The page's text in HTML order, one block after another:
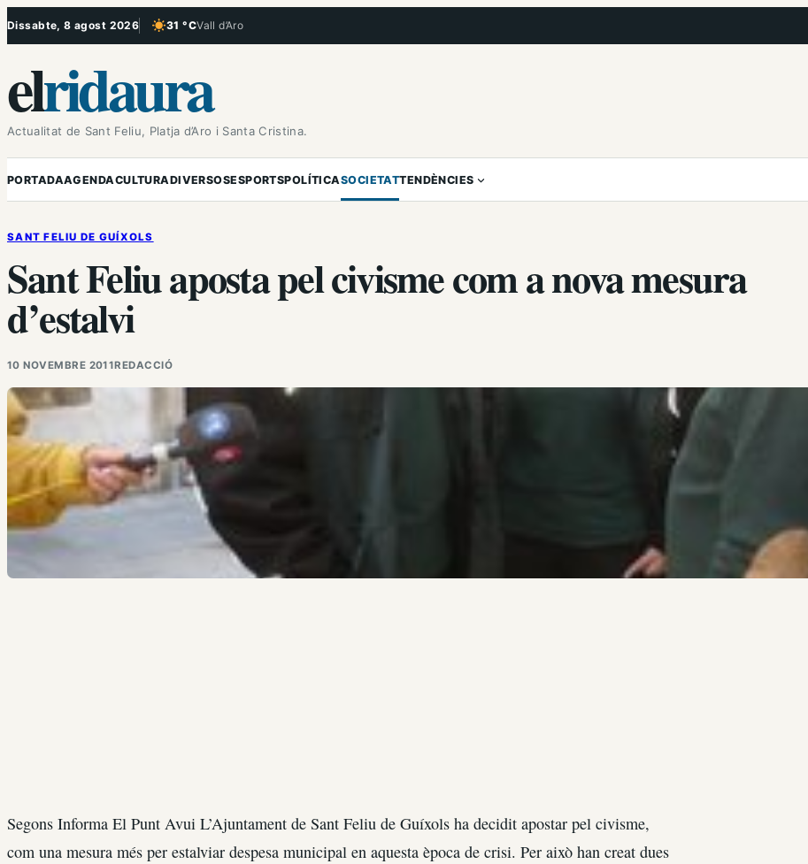
Vés
Dissabte, 8 agost 2026 31 °CVall d’Aro
, Cel serè
elridaura
Actualitat de Sant Feliu, Platja d’Aro i Santa Cristina.
PORTADAAGENDACULTURADIVERSOSESPORTSPOLÍTICASOCIETATTENDÈNCIES
SANT FELIU DE GUÍXOLS
Sant Feliu aposta pel civisme com a nova mesura
d’estalvi
10 NOVEMBRE 2011REDACCIÓ
Segons Informa El Punt Avui L’Ajuntament de Sant Feliu de Guíxols ha decidit apostar pel civisme,
com una mesura més per estalviar despesa municipal en aquesta època de crisi. Per això han creat dues